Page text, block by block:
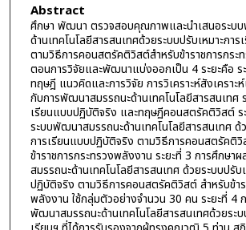
Abstract
ศึกษา พัฒนา ตรวจสอบคุณภาพและนำเสนอระบ
ด้านเทคโนโลยีสารสนเทศด้วยระบบปรับเหมาะกา
ตามวิธีการคอนสตรัคติวิสต์สำหรับข้าราชการกระ
ตอนการวิจัยและพัฒนาแบ่งออกเป็น 4 ระยะคือ ร
ทฤษฎี แนวคิดและการวิจัย การวิเคราะห์สังเคราะ
กับการพัฒนาสมรรถนะด้านเทคโนโลยีสารสนเทศ
เรียนแบบปฏิบัติจริง และทฤษฏีคอนสตรัคติวิสต์
ระบบพัฒนาสมรรถนะด้านเทคโนโลยีสารสนเทศ ด้
การเรียนแบบปฏิบัติจริง ตามวิธีการคอนสตรัคติ
ข้าราชการกระทรวงพลังงาน ระยะที่ 3 การศึกษา
สมรรถนะด้านเทคโนโลยีสารสนเทศ ด้วยระบบปรับ
ปฏิบัติจริง ตามวิธีการคอนสตรัคติวิสต์ สำหรับข้าร
พลังงาน ใช้กลุ่มตัวอย่างจำนวน 30 คน ระยะที่ 4
พัฒนาสมรรถนะด้านเทคโนโลยีสารสนเทศด้วยระบ